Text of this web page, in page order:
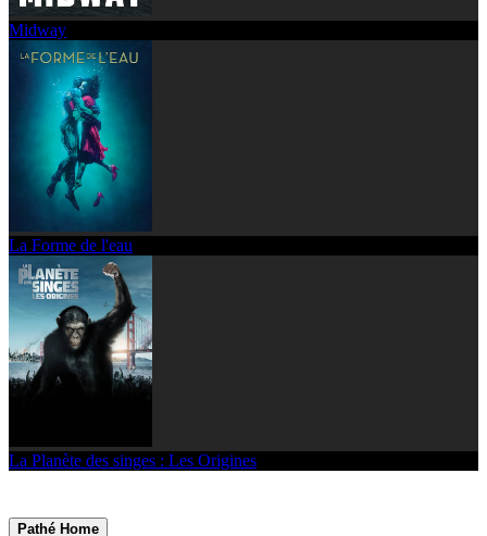
Midway
La Forme de l'eau
La Planète des singes : Les Origines
Pathé Home